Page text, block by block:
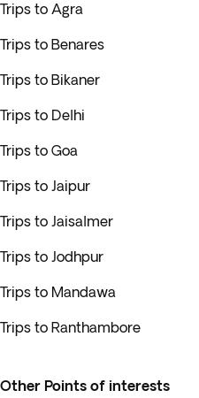
Trips to Agra
Trips to Benares
Trips to Bikaner
Trips to Delhi
Trips to Goa
Trips to Jaipur
Trips to Jaisalmer
Trips to Jodhpur
Trips to Mandawa
Trips to Ranthambore
Other Points of interests